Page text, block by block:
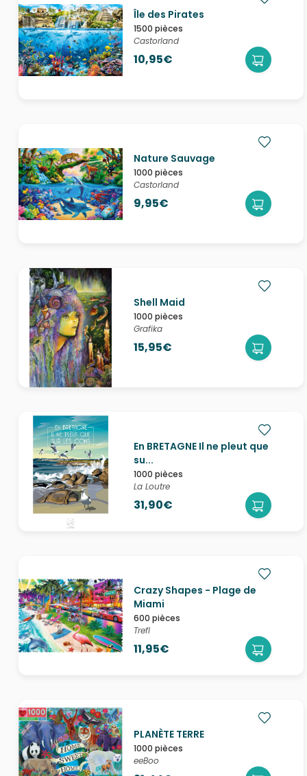
Île des Pirates
1500 pièces
Castorland
10,95€
Nature Sauvage
1000 pièces
Castorland
9,95€
Shell Maid
1000 pièces
Grafika
15,95€
En BRETAGNE Il ne pleut que
su...
1000 pièces
La Loutre
31,90€
Crazy Shapes - Plage de
Miami
600 pièces
Trefl
11,95€
PLANÈTE TERRE
1000 pièces
eeBoo